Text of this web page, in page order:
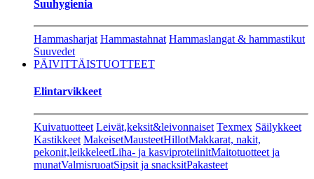
Suuhygienia
Hammasharjat Hammastahnat Hammaslangat & hammastikut
Suuvedet
PÄIVITTÄISTUOTTEET
Elintarvikkeet
Kuivatuotteet Leivät,keksit&leivonnaiset Texmex Säilykkeet
Kastikkeet MakeisetMausteetHillotMakkarat, nakit,
pekonit,leikkeleetLiha- ja kasviproteiinitMaitotuotteet ja
munatValmisruoatSipsit ja snacksitPakasteet